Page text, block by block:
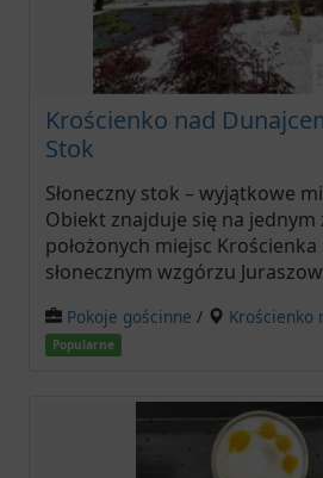
Krościenko nad
Stok
Słoneczny stok – wyjątkowe
Obiekt znajduje się na jednym
położonych miejsc
słonecznym wzgórzu
Pokoje gościnne / Krościenko
Popularne